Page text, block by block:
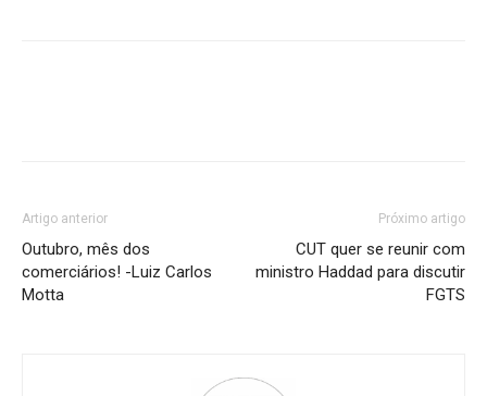
Artigo anterior
Outubro, mês dos
comerciários! -Luiz Carlos
Motta
Próximo artigo
CUT quer se reunir com
ministro Haddad para discutir
FGTS